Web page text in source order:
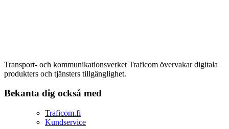
Transport- och kommunikationsverket Traficom övervakar digitala
produkters och tjänsters tillgänglighet.
Bekanta dig också med
Traficom.fi
Kundservice